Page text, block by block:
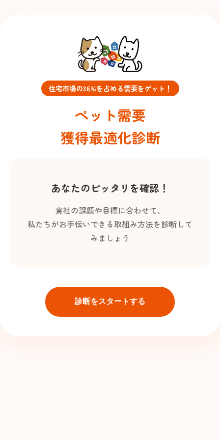
住宅市場の36%を占める需要をゲット！
ペット需要
獲得最適化診断
あなたのピッタリを確認！
貴社の課題や目標に合わせて、
私たちがお手伝いできる取組み方法を診断して
みましょう
診断をスタートする